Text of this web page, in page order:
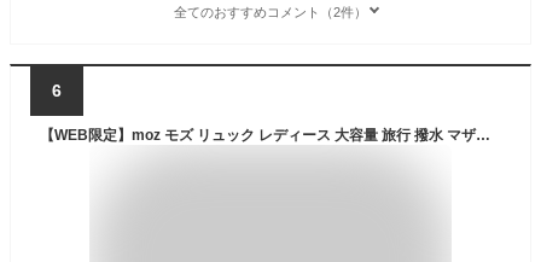
全てのおすすめコメント（2件）
6
【WEB限定】moz モズ リュック レディース 大容量 旅行 撥水 マザーズリュック マザーズバッグ ママ 軽量 軽い リュックサック A4 PC パソコン 通勤 仕事 通学 ビジネス オフィス 背面ポケット 大人 かわいい モズ 母の日 プレゼント ギフト 20代 30代 40代 50代 60代 春 夏